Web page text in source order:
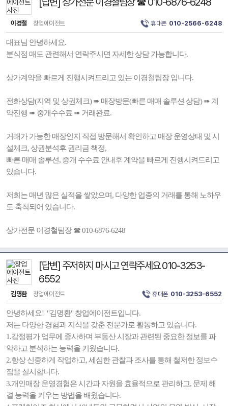
이경철 창업에이전트 휴대폰 010-2566-6248
대표님 안녕하세요.
분식점 매도 관련해서 연락주시면 자세한 상담 가능합니다.
상가계약을 빠르게 진행시켜드리고 있는 이경철팀장 입니다.
전화상담(지역 및 상권체크) ➠ 매장방문(빠른 매매 솔루션 상담) ➠ 계
약진행 ➠ 중개수수료 ➠ 거래완료.
거래가 가능한 매장인지 직접 방문해서 확인하고 매장 운영상태 및 시
설체크, 상권분석후 권리금 책정,
빠른 매매 솔루션, 중개 수수료 안내후 계약을 빠르게 진행시켜드리고
있습니다.
저희는 매년 많은 실적을 쌓았으며, 다양한 업종의 거래를 통해 노하우
도 축척되어 있습니다.
상가전문 이경철팀장 ☎ 010-6876-6248
[답변] 주저하지 마시고 연락주세요 010-3253-
6552
김명환 창업에이전트 휴대폰 010-3253-6552
안녕하세요! "김명환" 창업에이전트입니다.
저는 다양한 경험과 지식을 갖춘 전문가로 활동하고 있습니다.
1.감정평가 업무에 종사하며 부동산 시장과 관련된 중요한 정보를 파
악하고 분석하는 능력을 키웠습니다.
2.항상 신중하게 작업하고, 세심한 관찰과 조사를 통해 철저한 정보수
집을 실시합니다.
3.개인매장 운영경험은 시간과 자원을 효율적으로 관리하고, 문제 해
결 능력을 키우는 방법을 배웠습니다.